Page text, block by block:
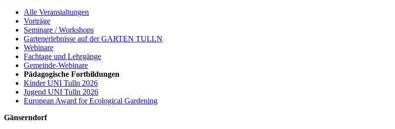
Alle Veranstaltungen
Vorträge
Seminare / Workshops
Gartenerlebnisse auf der GARTEN TULLN
Webinare
Fachtage und Lehrgänge
Gemeinde-Webinare
Pädagogische Fortbildungen
Kinder UNI Tulln 2026
Jugend UNI Tulln 2026
European Award for Ecological Gardening
Gänserndorf